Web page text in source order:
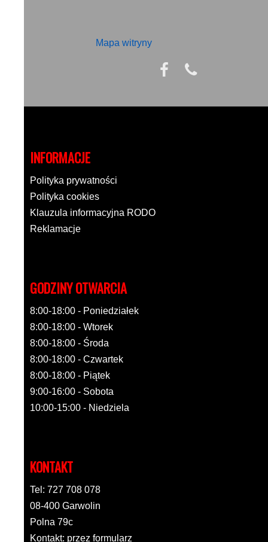
Mapa witryny
INFORMACJE
Polityka prywatności
Polityka cookies
Klauzula informacyjna RODO
Reklamacje
GODZINY OTWARCIA
8:00-18:00 - Poniedziałek
8:00-18:00 - Wtorek
8:00-18:00 - Środa
8:00-18:00 - Czwartek
8:00-18:00 - Piątek
9:00-16:00 - Sobota
10:00-15:00 - Niedziela
KONTAKT
Tel: 727 708 078
08-400 Garwolin
Polna 79c
Kontakt: przez formularz